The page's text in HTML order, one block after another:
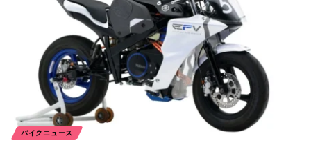
バイクニュース